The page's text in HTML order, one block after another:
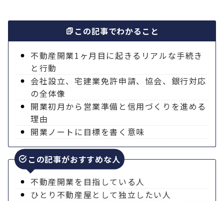
この記事でわかること
不動産開業1ヶ月目に起きるリアルな手続き
と行動
会社設立、宅建業免許申請、協会、銀行対応
の全体像
開業初月から営業準備と信用づくりを進める
理由
開業ノートに目標を書く意味
この記事がおすすめな人
不動産開業を目指している人
ひとり不動産屋として独立したい人